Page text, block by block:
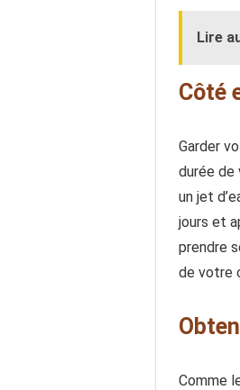
Lire
Côté
Garder
durée de
un jet
jours et
prendre
de votre
Comme